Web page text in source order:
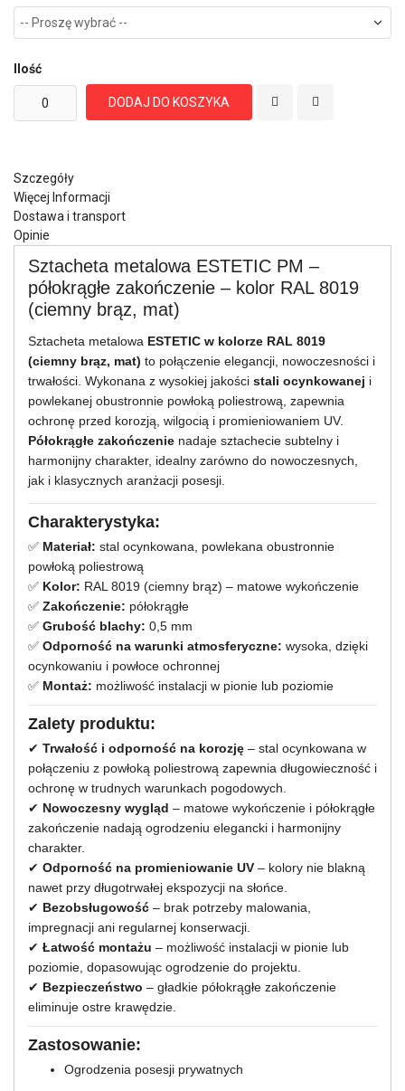
Ilość
DODAJ DO KOSZYKA
Szczegóły
Więcej Informacji
Dostawa i transport
Opinie
Sztacheta metalowa ESTETIC PM –
półokrągłe zakończenie – kolor RAL 8019
(ciemny brąz, mat)
Sztacheta metalowa ESTETIC w kolorze RAL 8019
(ciemny brąz, mat) to połączenie elegancji, nowoczesności i
trwałości. Wykonana z wysokiej jakości stali ocynkowanej i
powlekanej obustronnie powłoką poliestrową, zapewnia
ochronę przed korozją, wilgocią i promieniowaniem UV.
Półokrągłe zakończenie nadaje sztachecie subtelny i
harmonijny charakter, idealny zarówno do nowoczesnych,
jak i klasycznych aranżacji posesji.
Charakterystyka:
✅ Materiał: stal ocynkowana, powlekana obustronnie
powłoką poliestrową
✅ Kolor: RAL 8019 (ciemny brąz) – matowe wykończenie
✅ Zakończenie: półokrągłe
✅ Grubość blachy: 0,5 mm
✅ Odporność na warunki atmosferyczne: wysoka, dzięki
ocynkowaniu i powłoce ochronnej
✅ Montaż: możliwość instalacji w pionie lub poziomie
Zalety produktu:
✔ Trwałość i odporność na korozję – stal ocynkowana w
połączeniu z powłoką poliestrową zapewnia długowieczność i
ochronę w trudnych warunkach pogodowych.
✔ Nowoczesny wygląd – matowe wykończenie i półokrągłe
zakończenie nadają ogrodzeniu elegancki i harmonijny
charakter.
✔ Odporność na promieniowanie UV – kolory nie blakną
nawet przy długotrwałej ekspozycji na słońce.
✔ Bezobsługowość – brak potrzeby malowania,
impregnacji ani regularnej konserwacji.
✔ Łatwość montażu – możliwość instalacji w pionie lub
poziomie, dopasowując ogrodzenie do projektu.
✔ Bezpieczeństwo – gładkie półokrągłe zakończenie
eliminuje ostre krawędzie.
Zastosowanie:
Ogrodzenia posesji prywatnych